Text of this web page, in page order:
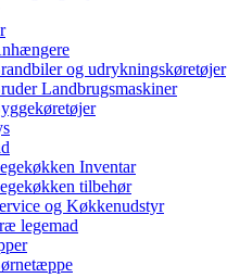
og udrykningskøretøjer
Landbrugsmaskiner
Inventar
tilbehør
og Køkkenudstyr
legemad